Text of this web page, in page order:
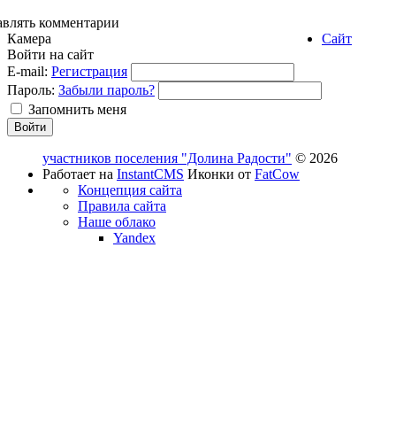
комментарии
Камера
Войти на сайт
E-mail: Регистрация
Пароль: Забыли пароль?
Запомнить меня
Сайт
участников поселения "Долина Радости" © 2026
Работает на InstantCMS Иконки от FatCow
Концепция сайта
Правила сайта
Наше облако
Yandex